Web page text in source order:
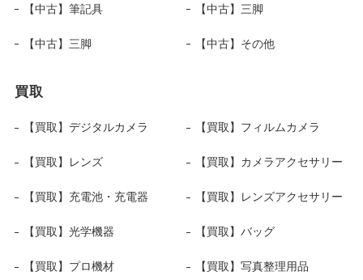
【中古】筆記具 【中古】三脚
【中古】三脚 【中古】その他
買取
【買取】デジタルカメラ 【買取】フィルムカメラ
【買取】レンズ 【買取】カメラアクセサリー
【買取】充電池・充電器 【買取】レンズアクセサリー
【買取】光学機器 【買取】バッグ
【買取】プロ機材 【買取】写真整理用品